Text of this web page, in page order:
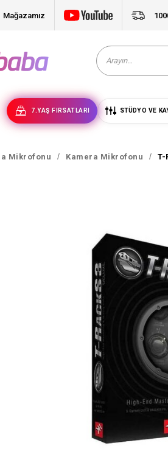
Mağazamız
7.YAŞ FIRSATLARI STÜDYO VE
Mikrofonu Kamera Mikrofonu T-